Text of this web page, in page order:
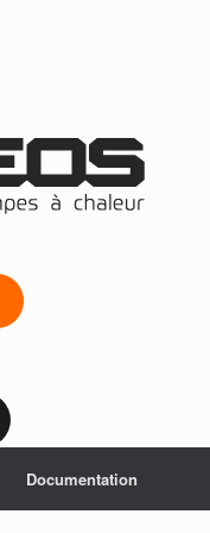
Documentation